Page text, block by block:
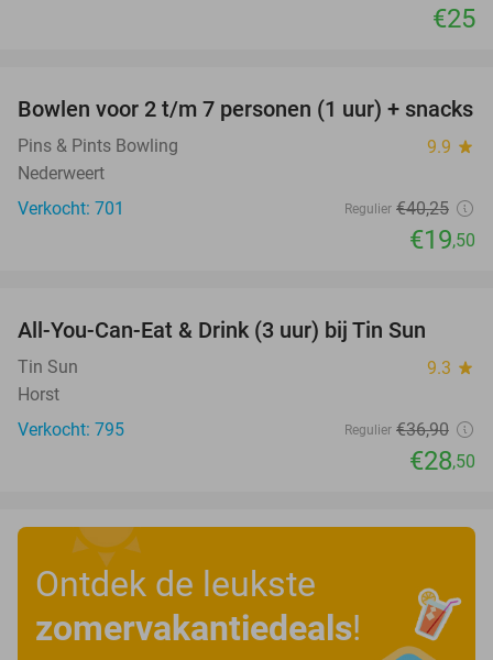
€25
52%
Bowlen voor 2 t/m 7 personen (1 uur) + snacks
Pins & Pints Bowling 9.9 star
Nederweert
Verkocht: 701
Regulier €40,25
€19,50
All-You-Can-Eat & Drink (3 uur) bij Tin Sun
Tin Sun 9.3 star
Horst
Verkocht: 795
Regulier €36,90
€28,50
Ontdek de leukste
zomervakantiedeals!